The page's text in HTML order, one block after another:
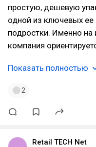
простую, дешевую
одной из ключевых ее
подростки. Именно на
компания
Показать полностью
2
Retail TECH Net